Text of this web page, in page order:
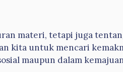
materi, tetapi juga
kita untuk mencari
maupun dalam